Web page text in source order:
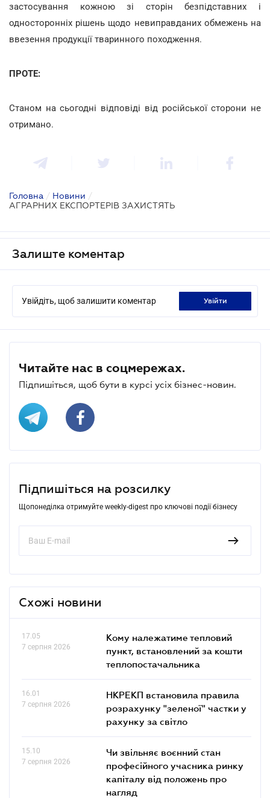
застосування кожною зі сторін безпідставних і
односторонніх рішень щодо невиправданих обмежень на
ввезення продукції тваринного походження.
ПРОТЕ:
Станом на сьогодні відповіді від російської сторони не
отримано.
Головна / Новини /
АГРАРНИХ ЕКСПОРТЕРІВ ЗАХИСТЯТЬ
Залиште коментар
Увійдіть, щоб залишити коментар увійти
Читайте нас в соцмережах.
Підпишіться, щоб бути в курсі усіх бізнес-новин.
Підпишіться на розсилку
Щопонеділка отримуйте weekly-digest про ключові події бізнесу
Схожі новини
17.05
7 серпня 2026
Кому належатиме тепловий
пункт, встановлений за кошти
теплопостачальника
16.01
7 серпня 2026
НКРЕКП встановила правила
розрахунку "зеленої" частки у
рахунку за світло
15.10
7 серпня 2026
Чи звільняє воєнний стан
професійного учасника ринку
капіталу від положень про
нагляд